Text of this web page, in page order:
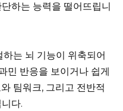
하는 능력을 떨어뜨립니
는 뇌 기능이 위축되어
민 반응을 보이거나 쉽게
팀워크, 그리고 전반적
다.